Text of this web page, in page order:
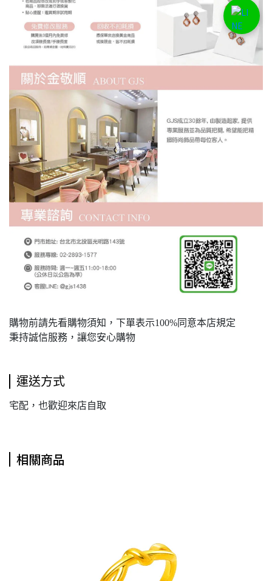
購物前請先看購物須知，下單表示100%同意本店規定
秉持誠信服務，讓您安心購物
運送方式
宅配，也歡迎來店自取
相關商品